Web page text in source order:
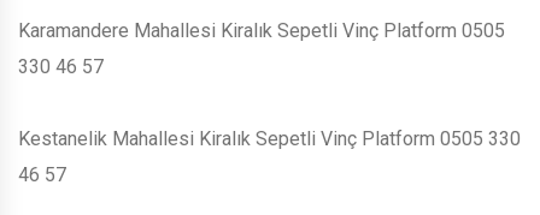
Karamandere Mahallesi Kiralık Sepetli Vinç Platform 0505
330 46 57
Kestanelik Mahallesi Kiralık Sepetli Vinç Platform 0505 330
46 57